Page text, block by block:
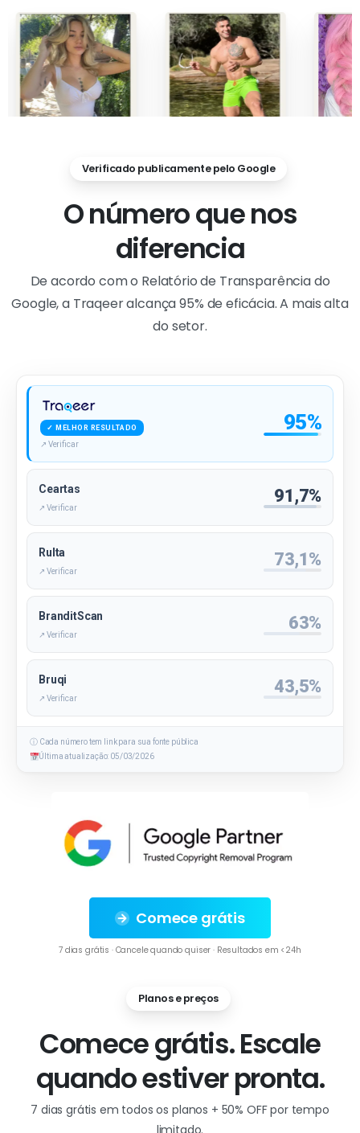
Verificado publicamente pelo Google
O número que nos
diferencia
De acordo com o Relatório de Transparência do
Google, a Traqeer alcança 95% de eficácia. A mais alta
do setor.
✓ MELHOR RESULTADO
↗ Verificar
95%
Ceartas
↗ Verificar
91,7%
Rulta
↗ Verificar
73,1%
BranditScan
↗ Verificar
63%
Bruqi
↗ Verificar
43,5%
ⓘ Cada número tem link para sua fonte pública
Última atualização: 05/03/2026
Comece grátis
7 dias grátis · Cancele quando quiser · Resultados em <24h
Planos e preços
Comece grátis. Escale
quando estiver pronta.
7 dias grátis em todos os planos + 50% OFF por tempo